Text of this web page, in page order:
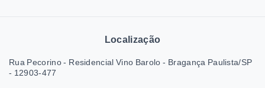
Localização
Rua Pecorino - Residencial Vino Barolo - Bragança Paulista/SP
- 12903-477